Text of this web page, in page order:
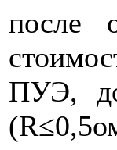
после
ПУЭ,